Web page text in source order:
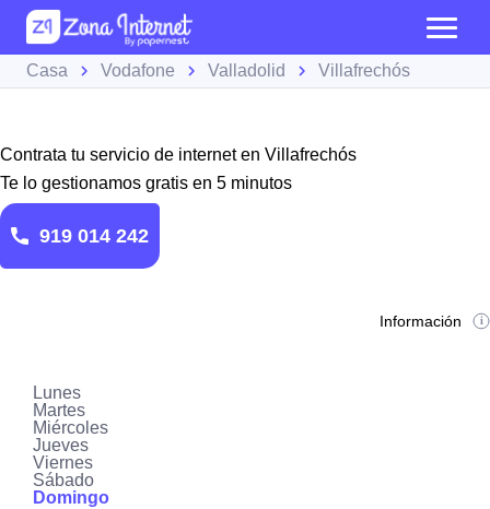
Casa Vodafone Valladolid Villafrechós
Contrata tu servicio de internet en Villafrechós
Te lo gestionamos gratis en 5 minutos
919 014 242
Información
Lunes
Martes
Miércoles
Jueves
Viernes
Sábado
Domingo